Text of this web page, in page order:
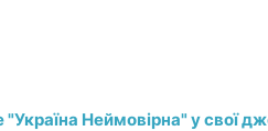
Неймовірна" у свої